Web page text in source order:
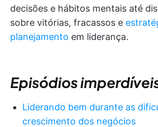
decisões e hábitos mentais até
sobre vitórias, fracassos e
planejamento em liderança.
Episódios
Liderando bem durante as
crescimento dos negócios